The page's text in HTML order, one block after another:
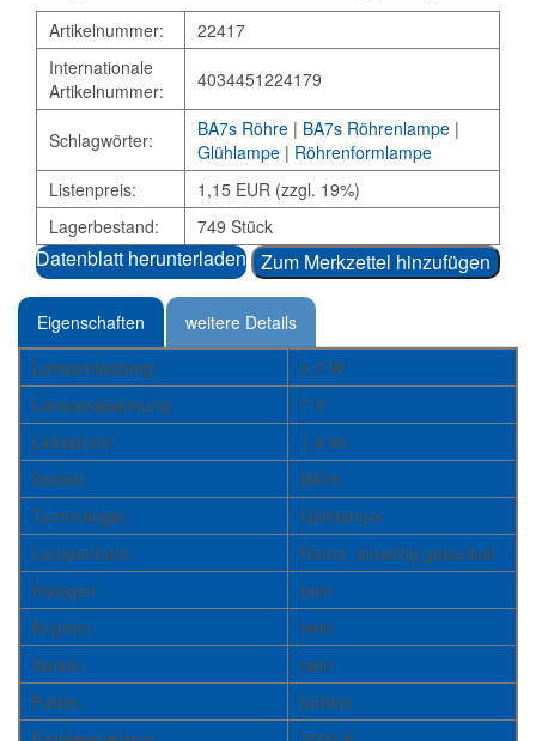
Artikelnummer:
22417
Internationale
Artikelnummer:
4034451224179
Schlagwörter: BA7s Röhre | BA7s Röhrenlampe |
Glühlampe | Röhrenformlampe
Listenpreis:
1,15 EUR (zzgl. 19%)
Lagerbestand:
749 Stück
Datenblatt herunterladen Zum Merkzettel hinzufügen
Eigenschaften
weitere Details
Lampenleistung:
0,7 W
Lampenspannung:
7 V
Lichtstrom:
1,4 lm
Sockel:
BA7s
Technologie:
Glühlampe
Lampenform:
Röhre, einseitig gesockelt
Halogen:
nein
Krypton:
nein
Xenon:
nein
Farbe:
farblos